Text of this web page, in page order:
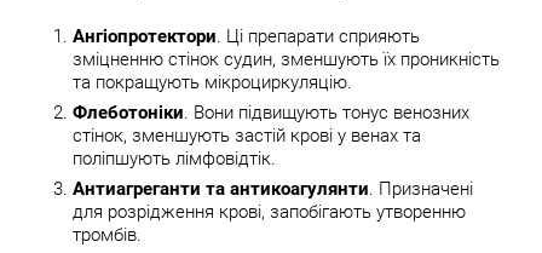
Ангіопротектори. Ці препарати сприяють
зміцненню стінок судин, зменшують їх проникність
та покращують мікроциркуляцію.
Флеботоніки. Вони підвищують тонус венозних
стінок, зменшують застій крові у венах та
поліпшують лімфовідтік.
Антиагреганти та антикоагулянти. Призначені
для розрідження крові, запобігають утворенню
тромбів.